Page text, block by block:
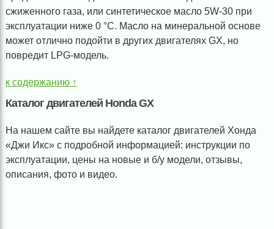
сжиженного газа, или синтетическое масло 5W-30 при
эксплуатации ниже 0 °C. Масло на минеральной основе
может отлично подойти в других двигателях GX, но
повредит LPG-модель.
к содержанию ↑
Каталог двигателей Honda GX
На нашем сайте вы найдете каталог двигателей Хонда
«Джи Икс» с подробной информацией: инструкции по
эксплуатации, цены на новые и б/у модели, отзывы,
описания, фото и видео.